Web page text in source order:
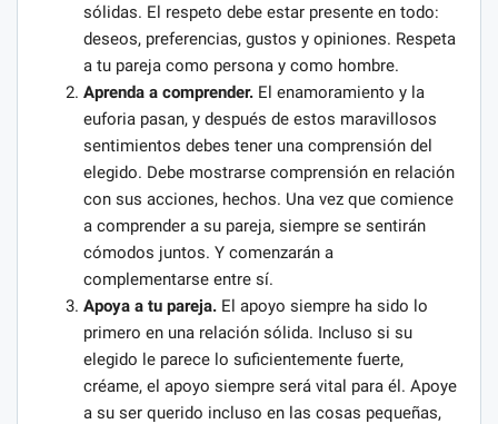
sólidas. El respeto debe estar presente en todo:
deseos, preferencias, gustos y opiniones. Respeta
a tu pareja como persona y como hombre.
Aprenda a comprender. El enamoramiento y la
euforia pasan, y después de estos maravillosos
sentimientos debes tener una comprensión del
elegido. Debe mostrarse comprensión en relación
con sus acciones, hechos. Una vez que comience
a comprender a su pareja, siempre se sentirán
cómodos juntos. Y comenzarán a
complementarse entre sí.
Apoya a tu pareja. El apoyo siempre ha sido lo
primero en una relación sólida. Incluso si su
elegido le parece lo suficientemente fuerte,
créame, el apoyo siempre será vital para él. Apoye
a su ser querido incluso en las cosas pequeñas,